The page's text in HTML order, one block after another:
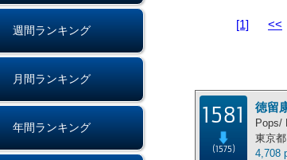
週間ランキング
月間ランキング
年間ランキング
[1] <<
1581
(1575)
徳留
Pops/
東京都
4,708